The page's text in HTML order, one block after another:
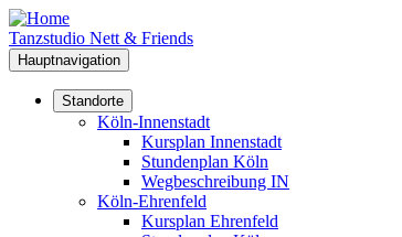
Direkt
zum
Inhalt
Tanzstudio Nett & Friends
Hauptnavigation
Standorte
Köln-Innenstadt
Kursplan Innenstadt
Stundenplan Köln
Wegbeschreibung IN
Köln-Ehrenfeld
Kursplan Ehrenfeld